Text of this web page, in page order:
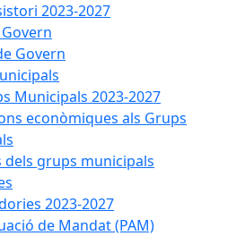
2023-2027
Govern
Municipals 2023-2027
econòmiques als Grups
dels grups municipals
2023-2027
de Mandat (PAM)